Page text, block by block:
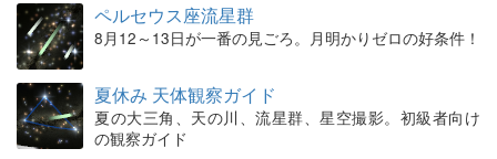
ペルセウス座流星群
8月12～13日が一番の見ごろ。月明かりゼロの好条件！
夏休み 天体観察ガイド
夏の大三角、天の川、流星群、星空撮影。初級者向け
の観察ガイド